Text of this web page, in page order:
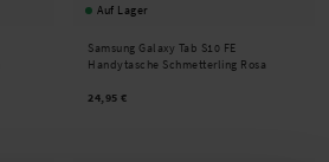
Auf Lager
Samsung Galaxy Tab S10 FE
Handytasche Schmetterling Rosa
24,95 €